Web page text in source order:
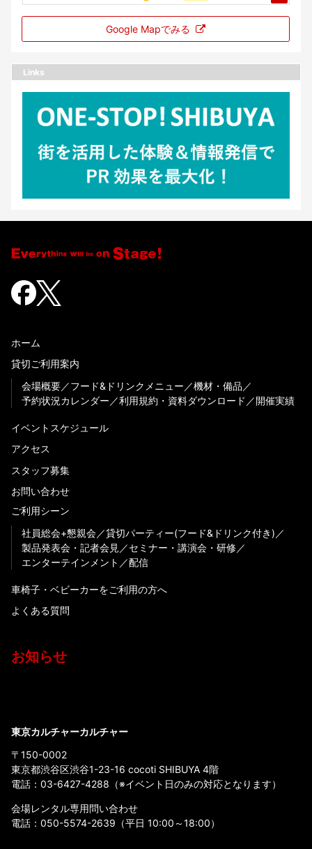
Google Mapでみる
Links
ホーム
貸切ご利用案内
会場概要
フード&ドリンクメニュー
機材・備品
予約状況カレンダー
利用規約・資料ダウンロード 開催実績
イベントスケジュール
アクセス
スタッフ募集
お問い合わせ
ご利用シーン
社員総会+懇親会
貸切パーティー(フード&ドリンク付き)
製品発表会・記者会見
セミナー・講演会・研修
エンターテインメント
配信
車椅子・ベビーカーをご利用の方へ
よくある質問
お知らせ
東京カルチャーカルチャー
〒150-0002
東京都渋谷区渋谷1-23-16 cocoti SHIBUYA 4階
電話： 03-6427-4288 （※イベント日のみの対応となります）
会場レンタル専用問い合わせ
電話： 050-5574-2639 （平日 10:00～18:00）